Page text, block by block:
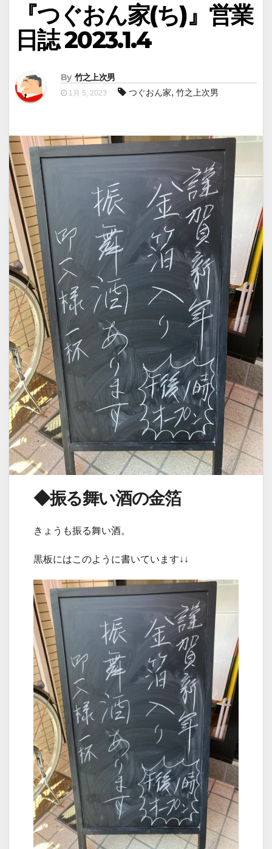
『つぐおん家(ち)』営業
日誌 2023.1.4
By 竹之上次男
1月 5, 2023 つぐおん家, 竹之上次男
◆振る舞い酒の金箔
きょうも振る舞い酒。
黒板にはこのように書いています↓↓